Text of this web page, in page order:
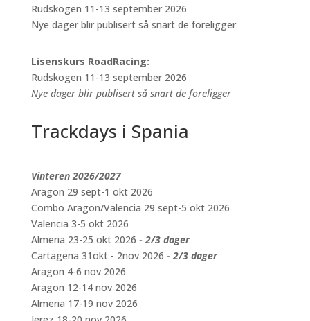
Rudskogen 11-13 september 2026
Nye dager blir publisert så snart de foreligger
Lisenskurs RoadRacing:
Rudskogen 11-13 september 2026
Nye dager blir publisert så snart de foreligger
Trackdays i Spania
Vinteren 2026/2027
Aragon 29 sept-1 okt 2026
Combo Aragon/Valencia 29 sept-5 okt 2026
Valencia 3-5 okt 2026
Almeria 23-25 okt 2026 - 2/3 dager
Cartagena 31okt - 2nov 2026 - 2/3 dager
Aragon 4-6 nov 2026
Aragon 12-14 nov 2026
Almeria 17-19 nov 2026